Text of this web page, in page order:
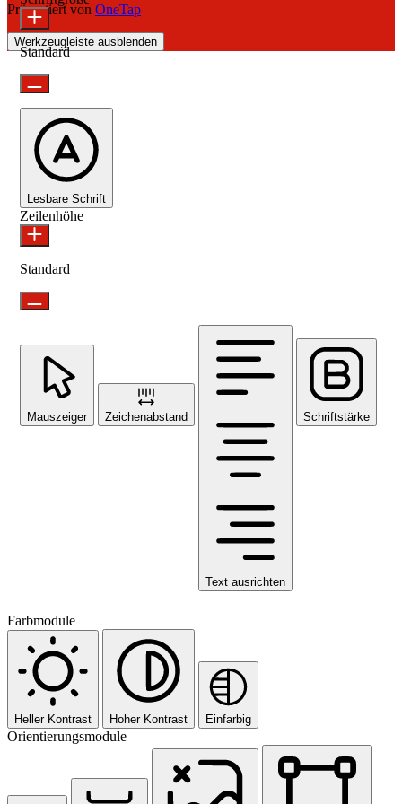
Präsentiert von OneTap
Werkzeugleiste ausblenden
Standard
Lesbare Schrift
Zeilenhöhe
Standard
Mauszeiger Zeichenabstand
Text ausrichten
Schriftstärke
Farbmodule
Heller Kontrast Hoher Kontrast Einfarbig
Orientierungsmodule